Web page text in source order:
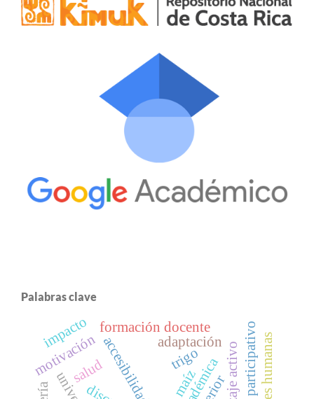
Palabras clave
accesibilidad
formación docente
motivación adaptación
impacto
maíz
trigo
salud